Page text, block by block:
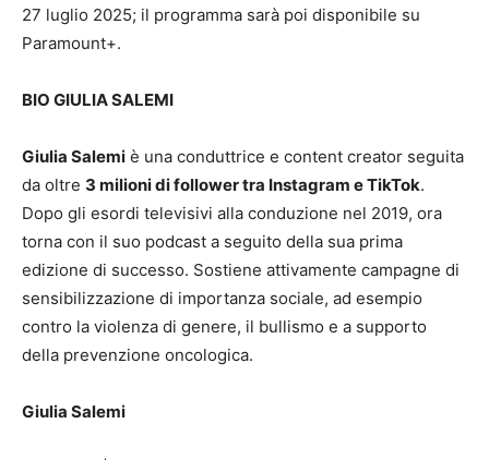
27 luglio 2025; il programma sarà poi disponibile su
Paramount+.
BIO GIULIA SALEMI
Giulia Salemi è una conduttrice e content creator seguita
da oltre 3 milioni di follower tra Instagram e TikTok.
Dopo gli esordi televisivi alla conduzione nel 2019, ora
torna con il suo podcast a seguito della sua prima
edizione di successo. Sostiene attivamente campagne di
sensibilizzazione di importanza sociale, ad esempio
contro la violenza di genere, il bullismo e a supporto
della prevenzione oncologica.
Giulia Salemi